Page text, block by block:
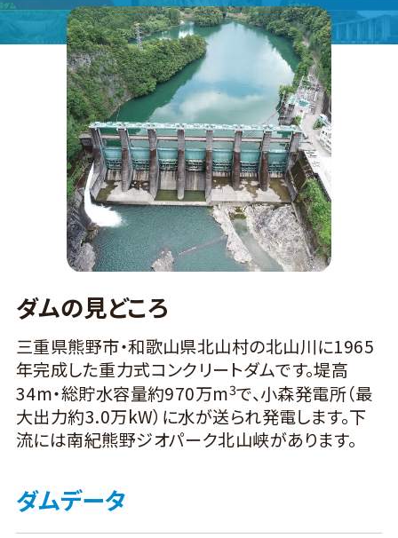
ダムの見どころ
三重県熊野市・和歌山県北山村の北山川に1965
年完成した重力式コンクリートダムです。堤高
34m・総貯水容量約970万m3で、小森発電所（最
大出力約3.0万kW）に水が送られ発電します。下
流には南紀熊野ジオパーク北山峡があります。
ダムデータ